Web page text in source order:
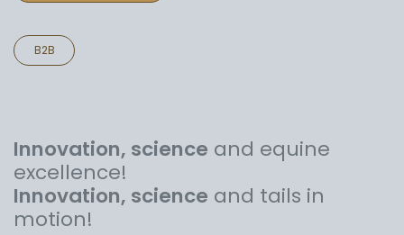
B2B
Innovation, science and equine
excellence!
Innovation, science and tails in
motion!